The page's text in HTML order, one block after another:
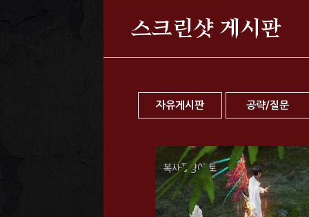
스크린샷 게시판
자유게시판 공략/질문